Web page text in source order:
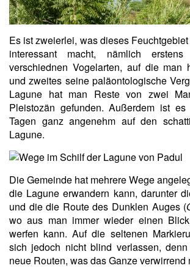
Es ist zweierlei, was dieses
interessant macht, nämlich
verschiednen Vogelarten, auf die man
und zweites seine paläontologische
Lagune hat man Reste von zwei
Pleistozän gefunden. Außerdem ist
Tagen ganz angenehm auf den
Lagune.
Die Gemeinde hat mehrere Wege
die Lagune erwandern kann, darunter
und die die Route des Dunklen Auges (
wo aus man immer wieder einen
werfen kann. Auf die seltenen
sich jedoch nicht blind verlassen,
neue Routen, was das Ganze verwirrend